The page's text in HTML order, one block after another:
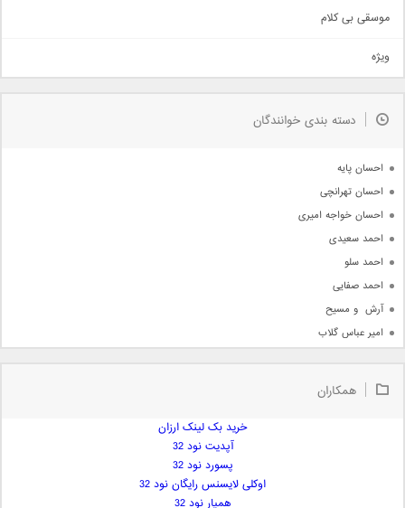
اهنگ بندرعباسی
دمو
مذهبی
جدیدترین ها
موسقی بی کلام
ویژه
دسته بندی خوانندگان
احسان پایه
احسان تهرانچی
احسان خواجه امیری
احمد سعیدی
احمد سلو
احمد صفایی
آرش  و مسیح
امیر عباس گلاب
امیر علی
همکاران
خرید بک لینک ارزان
آپدیت نود 32
پسورد نود 32
اوکلی لایسنس رایگان نود 32
همیار نود 32